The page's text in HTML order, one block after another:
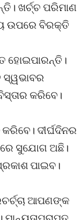
ଖର୍ଚ୍ଚ ପରିମାଣ
ଉପରେ ବିରକ୍ତି
ହୋଇପାରନ୍ତି।
ସ୍ୱଭାବର
କରିବେ।
ଦୀର୍ଘଦିନର
ସୁଯୋଗ ଅଛି।
ପାଇବ।
ଆପଣଙ୍କ